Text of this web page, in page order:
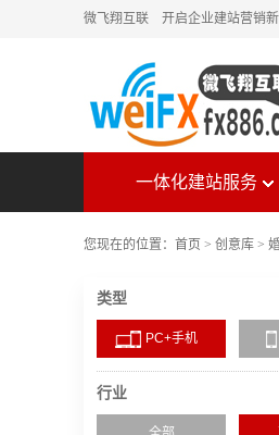
微飞翔互联 开启企业建站营销
一体化建站服务
您现在的位置： 首页 > 创意库 >
类型
PC+手机
行业